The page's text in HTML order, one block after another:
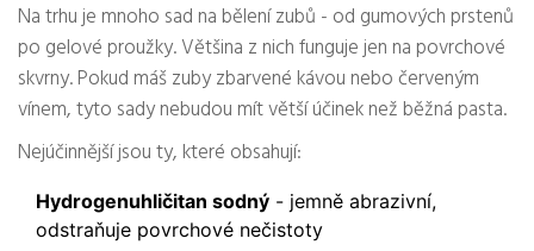
Na trhu je mnoho sad na bělení zubů - od gumových prstenů
po gelové proužky. Většina z nich funguje jen na povrchové
skvrny. Pokud máš zuby zbarvené kávou nebo červeným
vínem, tyto sady nebudou mít větší účinek než běžná pasta.
Nejúčinnější jsou ty, které obsahují:
Hydrogenuhličitan sodný - jemně abrazivní,
odstraňuje povrchové nečistoty